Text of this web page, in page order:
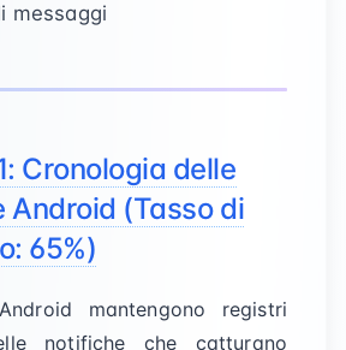
messaggi
Cronologia delle
Android (Tasso di
65%)
mantengono registri
notifiche che catturano